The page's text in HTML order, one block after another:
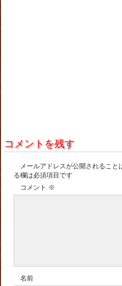
コメントを残す
メールアドレスが公開されること
る欄は必須項目です
コメント ※
名前